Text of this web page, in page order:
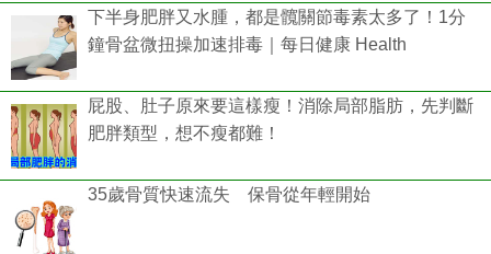
下半身肥胖又水腫，都是髖關節毒素太多了！1分
鐘骨盆微扭操加速排毒｜每日健康 Health
屁股、肚子原來要這樣瘦！消除局部脂肪，先判斷
肥胖類型，想不瘦都難！
35歲骨質快速流失 保骨從年輕開始